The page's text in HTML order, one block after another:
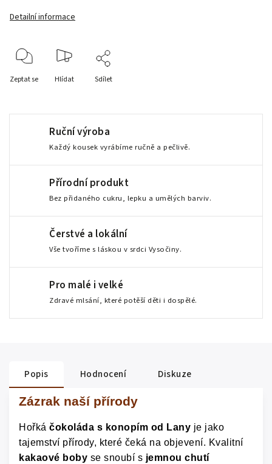
Detailní informace
Zeptat se Hlídat Sdílet
Ruční výroba
Každý kousek vyrábíme ručně a pečlivě.
Přírodní produkt
Bez přidaného cukru, lepku a umělých barviv.
Čerstvé a lokální
Vše tvoříme s láskou v srdci Vysočiny.
Pro malé i velké
Zdravé mlsání, které potěší děti i dospělé.
Popis Hodnocení Diskuze
Zázrak naší přírody
Hořká čokoláda s konopím od Lany je jako
tajemství přírody, které čeká na objevení. Kvalitní
kakaové boby se snoubí s jemnou chutí